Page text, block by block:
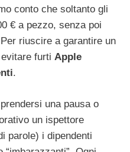
conto che soltanto gli
€ a pezzo, senza poi
riuscire a garantire un
furti Apple
.
una pausa o
un ispettore
parole) i dipendenti